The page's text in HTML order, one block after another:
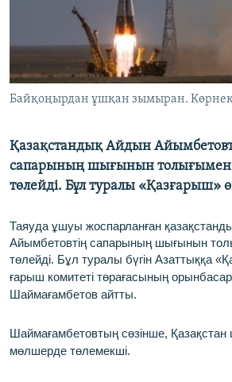
ЖАЗЫЛЫҢЫЗ
Басқа тілдерде
Байқоңырдан ұшқан зымыран.
Қазақстандық Айдын
сапарының шығынын толығымен
төлейді. Бұл туралы «Қазғарыш»
Таяуда ұшуы жоспарланған
Айымбетовтің сапарының шығынын
төлейді. ​ Бұл туралы бүгін Азаттыққа
ғарыш комитеті төрағасының
Шаймағамбетов айтты.
Шаймағамбетовтың сөзінше, Қазақстан
мөлшерде төлемекші.